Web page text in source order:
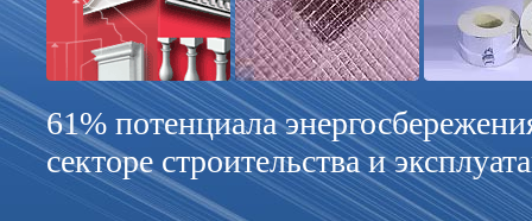
61% потенциала
секторе строительства и